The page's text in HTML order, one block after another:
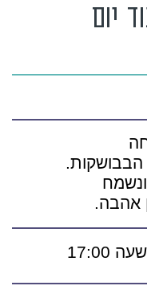
יום
ונשמח
אהבה.